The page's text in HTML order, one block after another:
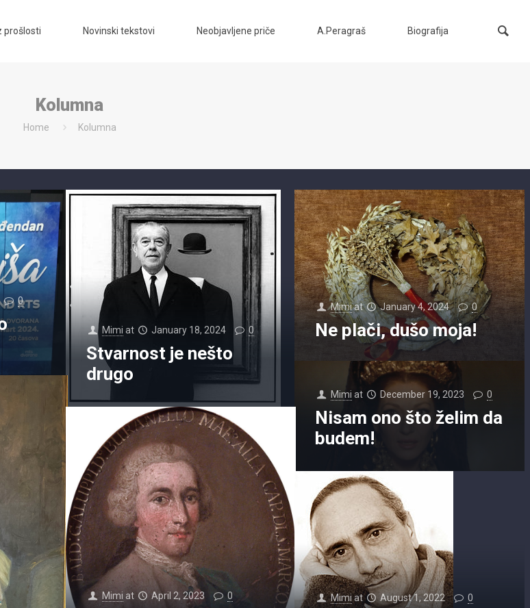
prošlosti Novinski tekstovi Neobjavljene priče A.Peragraš Biografija
Kolumna
Home Kolumna
0
Mimi at January 18, 2024 0
Stvarnost je nešto
drugo
Mimiat January 4, 2024 0
Ne plači, dušo moja!
Mimi at December 19, 2023 0
Nisam ono što želim da
budem!
Mimi at April 2, 2023 0 Mimi at August 1, 2022 0